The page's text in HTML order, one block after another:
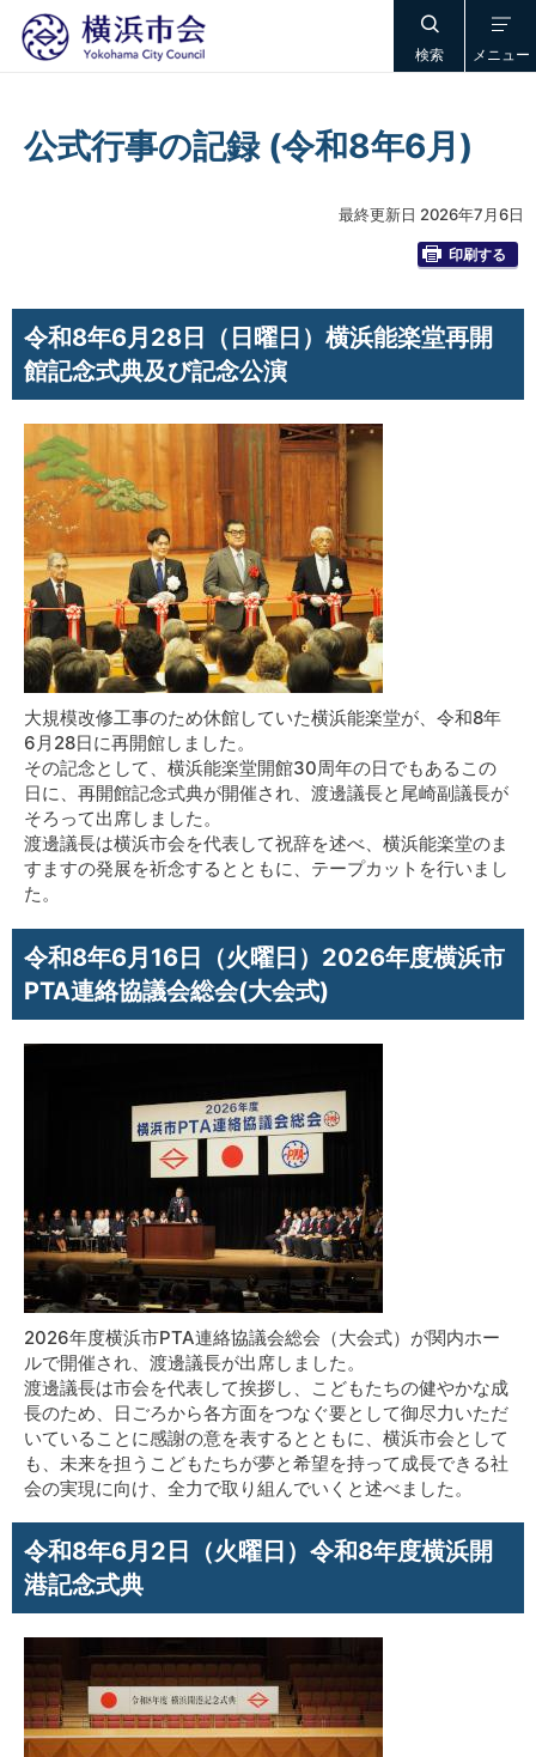
検索 メニュー
公式行事の記録 (令和8年6月)
最終更新日 2026年7月6日
印刷する
令和8年6月28日（日曜日）横浜能楽堂再開
館記念式典及び記念公演
大規模改修工事のため休館していた横浜能楽堂が、令和8年
6月28日に再開館しました。
その記念として、横浜能楽堂開館30周年の日でもあるこの
日に、再開館記念式典が開催され、渡邊議長と尾崎副議長が
そろって出席しました。
渡邊議長は横浜市会を代表して祝辞を述べ、横浜能楽堂のま
すますの発展を祈念するとともに、テープカットを行いまし
た。
令和8年6月16日（火曜日）2026年度横浜市
PTA連絡協議会総会(大会式)
2026年度横浜市PTA連絡協議会総会（大会式）が関内ホー
ルで開催され、渡邊議長が出席しました。
渡邊議長は市会を代表して挨拶し、こどもたちの健やかな成
長のため、日ごろから各方面をつなぐ要として御尽力いただ
いていることに感謝の意を表するとともに、横浜市会として
も、未来を担うこどもたちが夢と希望を持って成長できる社
会の実現に向け、全力で取り組んでいくと述べました。
令和8年6月2日（火曜日）令和8年度横浜開
港記念式典